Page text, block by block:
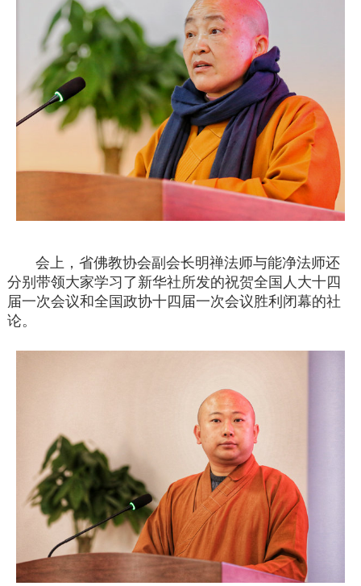
会上，省佛教协会副会长明禅法师与能净法师还
分别带领大家学习了新华社所发的祝贺全国人大十四
届一次会议和全国政协十四届一次会议胜利闭幕的社
论。